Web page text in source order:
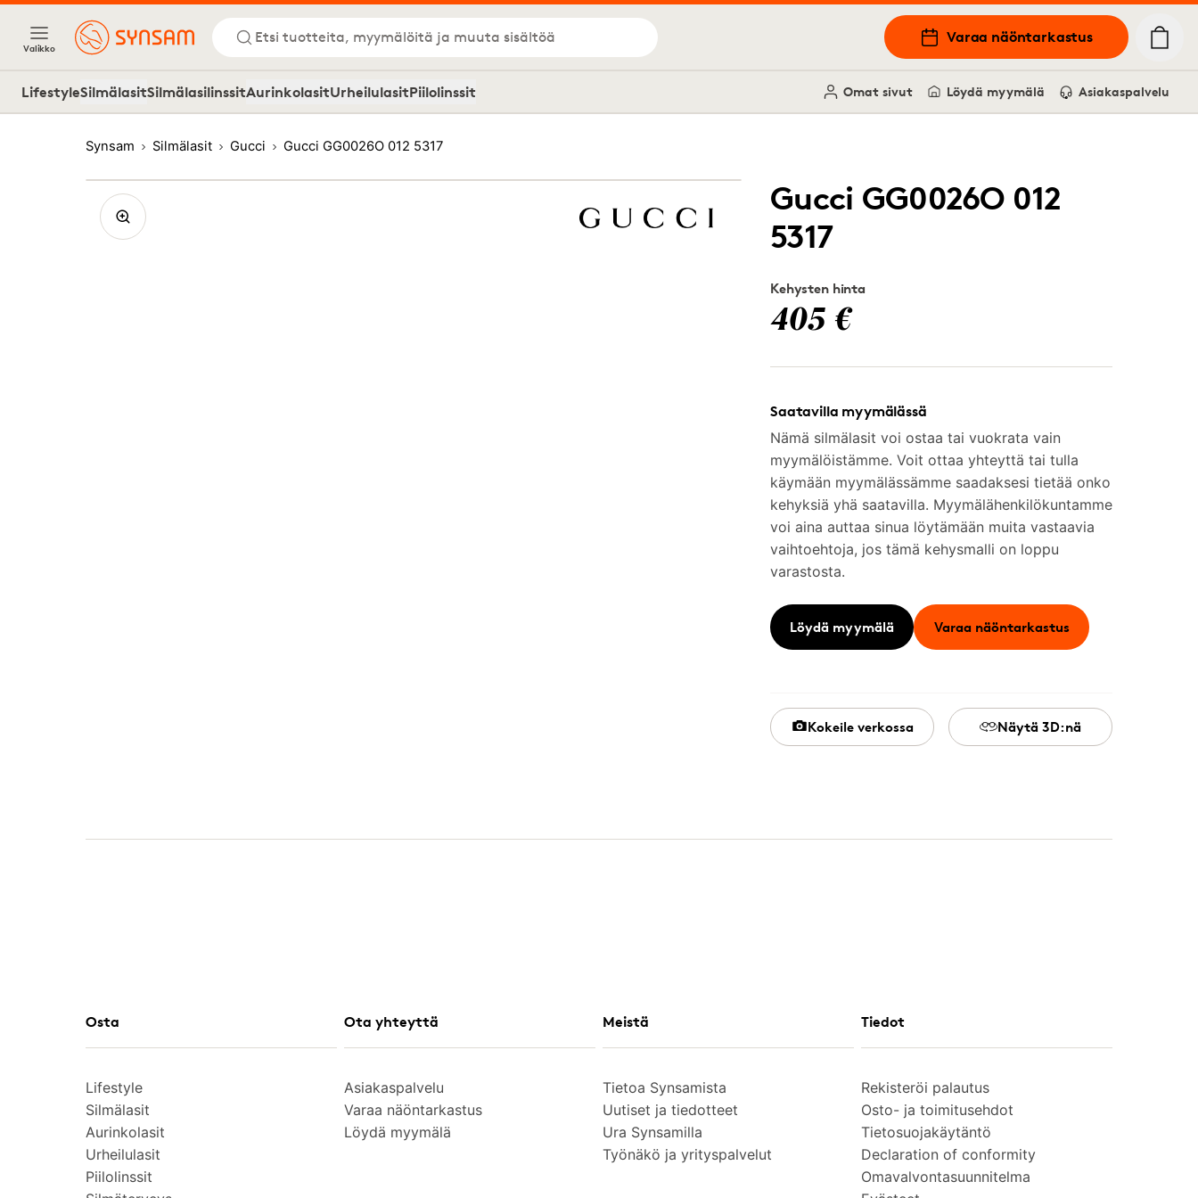
Valikko
Etsi tuotteita, myymälöitä ja muuta sisältöä Varaa näöntarkastus
LifestyleSilmälasitSilmälasilinssitAurinkolasitUrheilulasitPiilolinssit Omat sivut Löydä myymälä Asiakaspalvelu
Synsam Silmälasit Gucci Gucci GG0026O 012 5317
Gucci GG0026O 012
5317
Kehysten hinta
405 €
Saatavilla myymälässä
Nämä silmälasit voi ostaa tai vuokrata vain
myymälöistämme. Voit ottaa yhteyttä tai tulla
käymään myymälässämme saadaksesi tietää onko
kehyksiä yhä saatavilla. Myymälähenkilökuntamme
voi aina auttaa sinua löytämään muita vastaavia
vaihtoehtoja, jos tämä kehysmalli on loppu
varastosta.
Löydä myymälä Varaa näöntarkastus
Kokeile verkossa Näytä 3D:nä
Osta
Lifestyle
Silmälasit
Aurinkolasit
Urheilulasit
Piilolinssit
Ota yhteyttä
Asiakaspalvelu
Varaa näöntarkastus
Löydä myymälä
Meistä
Tietoa Synsamista
Uutiset ja tiedotteet
Ura Synsamilla
Työnäkö ja yrityspalvelut
Tiedot
Rekisteröi palautus
Osto- ja toimitusehdot
Tietosuojakäytäntö
Declaration of conformity
Omavalvontasuunnitelma